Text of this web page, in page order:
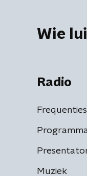
Wie
Radio
Frequenties
Muziek